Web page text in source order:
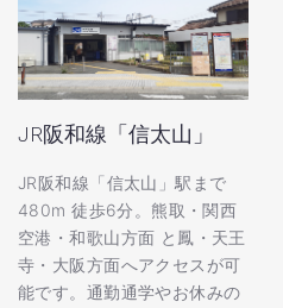
JR阪和線「信太山」
JR阪和線「信太山」駅まで
480m 徒歩6分。熊取・関西
空港・和歌山方面 と鳳・天王
寺・大阪方面へアクセスが可
能です。通勤通学やお休みの